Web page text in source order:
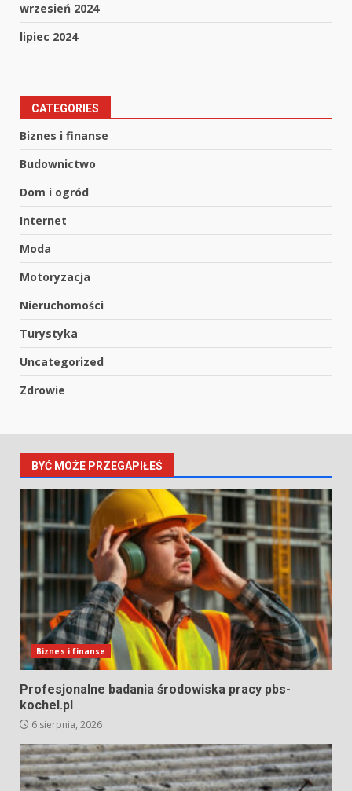
wrzesień 2024
lipiec 2024
CATEGORIES
Biznes i finanse
Budownictwo
Dom i ogród
Internet
Moda
Motoryzacja
Nieruchomości
Turystyka
Uncategorized
Zdrowie
BYĆ MOŻE PRZEGAPIŁEŚ
Biznes i finanse
Profesjonalne badania środowiska pracy pbs-
kochel.pl
6 sierpnia, 2026